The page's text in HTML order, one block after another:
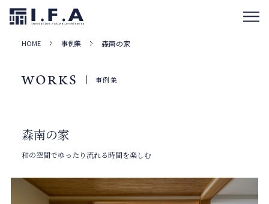
HOME 事例集 森南の家
WORKS 事例集
森南の家
和の空間でゆったり流れる時間を楽しむ